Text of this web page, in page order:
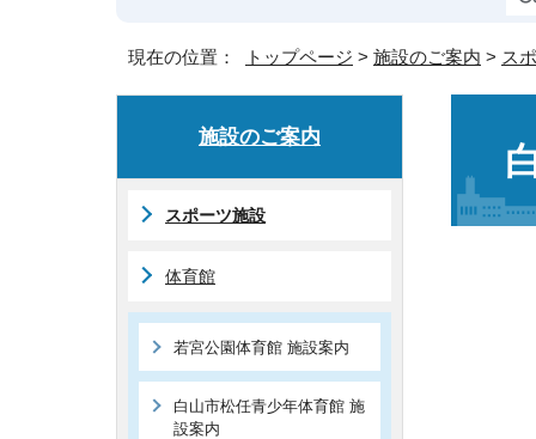
現在の位置： トップページ > 施設のご案内 > ス
施設のご案内
スポーツ施設
体育館
若宮公園体育館 施設案内
白山市松任青少年体育館 施
設案内